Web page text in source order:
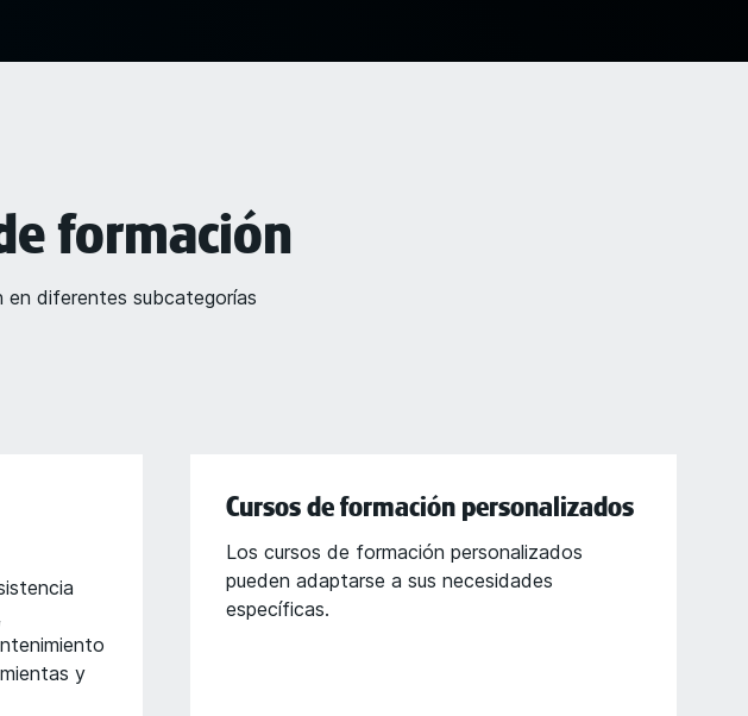
formación
en diferentes subcategorías
y
Cursos de formación personalizados
Los cursos de formación personalizados
pueden adaptarse a sus necesidades
específicas.